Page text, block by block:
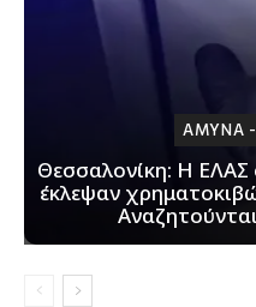
ΑΜΥΝΑ
Θεσσαλονίκη: H
έκλεψαν